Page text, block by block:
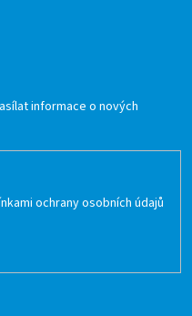
informace o nových
ochrany osobních údajů